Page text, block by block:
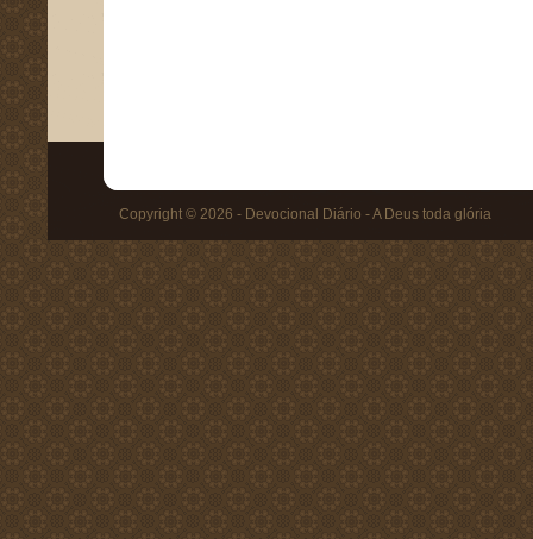
Copyright © 2026 - Devocional Diário - A Deus toda glória